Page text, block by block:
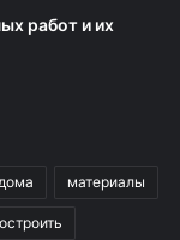
работ и их
материалы